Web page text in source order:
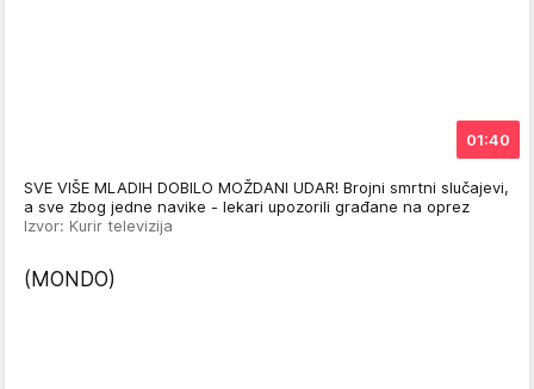
01:40
SVE VIŠE MLADIH DOBILO MOŽDANI UDAR! Brojni smrtni slučajevi,
a sve zbog jedne navike - lekari upozorili građane na oprez
Izvor: Kurir televizija
(MONDO)